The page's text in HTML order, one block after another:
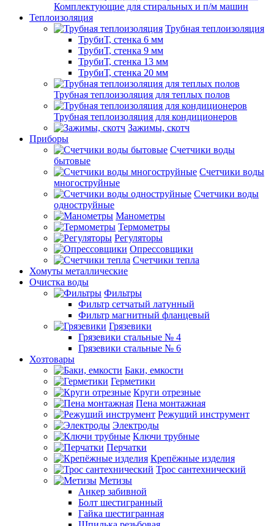
Комплектующие для стиральных и п/м машин
Теплоизоляция
Трубная теплоизоляция
ТрубиТ, стенка 6 мм
ТрубиТ, стенка 9 мм
ТрубиТ, стенка 13 мм
ТрубиТ, стенка 20 мм
Трубная теплоизоляция для теплых полов
Трубная теплоизоляция для кондиционеров
Зажимы, скотч
Приборы
Счетчики воды
бытовые
Счетчики воды
многоструйные
Счетчики воды
одноструйные
Манометры
Термометры
Регуляторы
Опрессовщики
Счетчики тепла
Хомуты металлические
Очистка воды
Фильтры
Фильтр сетчатый латунный
Фильтр магнитный фланцевый
Грязевики
Грязевики стальные № 4
Грязевики стальные № 6
Хозтовары
Баки, емкости
Герметики
Круги отрезные
Пена монтажная
Режущий инструмент
Электроды
Ключи трубные
Перчатки
Крепёжные изделия
Трос сантехнический
Метизы
Анкер забивной
Болт шестигранный
Гайка шестигранная